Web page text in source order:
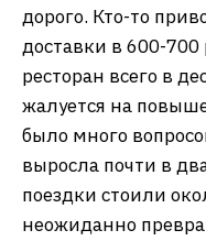
дорого. Кто-то
доставки в 600-700
ресторан всего в
жалуется на
было много
выросла почти в
поездки стоили
неожиданно